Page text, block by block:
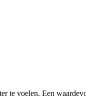
te voelen. Een